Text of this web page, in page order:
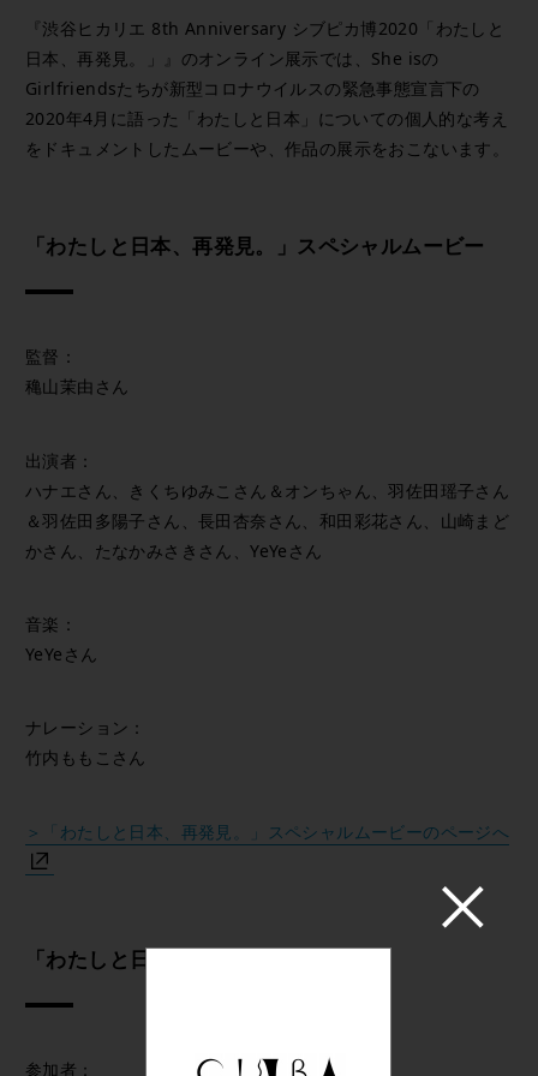
『渋谷ヒカリエ 8th Anniversary シブピカ博2020「わたしと
日本、再発見。」』のオンライン展示では、She isの
Girlfriendsたちが新型コロナウイルスの緊急事態宣言下の
2020年4月に語った「わたしと日本」についての個人的な考え
をドキュメントしたムービーや、作品の展示をおこないます。
「わたしと日本、再発見。」スペシャルムービー
監督：
穐山茉由さん
出演者：
ハナエさん、きくちゆみこさん＆オンちゃん、羽佐田瑶子さん
＆羽佐田多陽子さん、長田杏奈さん、和田彩花さん、山崎まど
かさん、たなかみさきさん、YeYeさん
音楽：
YeYeさん
ナレーション：
竹内ももこさん
＞「わたしと日本、再発見。」スペシャルムービーのページへ
「わたしと日本、再発見。」作品展示
参加者：